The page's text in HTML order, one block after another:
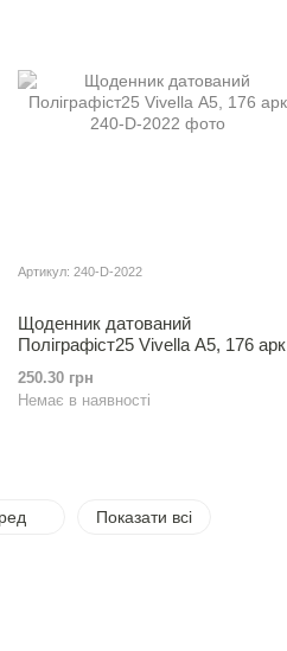
Артикул: 240-D-2022
Щоденник датований
Полiграфiст25 Vivella А5, 176 арк
250.30 грн
Немає в наявності
Показати всі